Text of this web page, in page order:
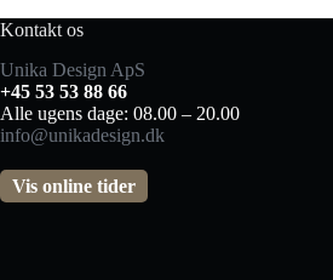
Kontakt os
Unika Design ApS
+45 53 53 88 66
Alle ugens dage: 08.00 – 20.00
info@unikadesign.dk
Vis online tider